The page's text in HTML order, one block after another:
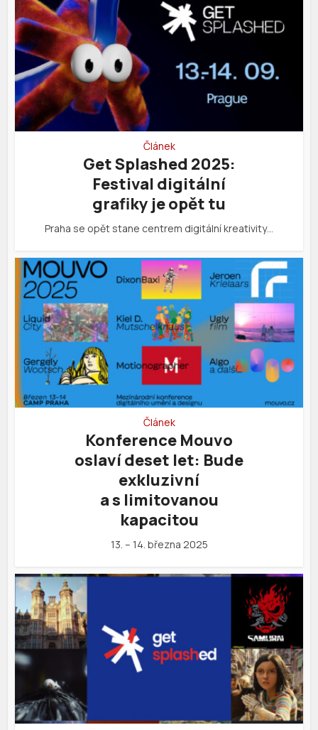
Článek
Get Splashed 2025:
Festival digitální
grafiky je opět tu
Praha se opět stane centrem digitální kreativity…
Článek
Konference Mouvo
oslaví deset let: Bude
exkluzivní
a s limitovanou
kapacitou
13. – 14. března 2025